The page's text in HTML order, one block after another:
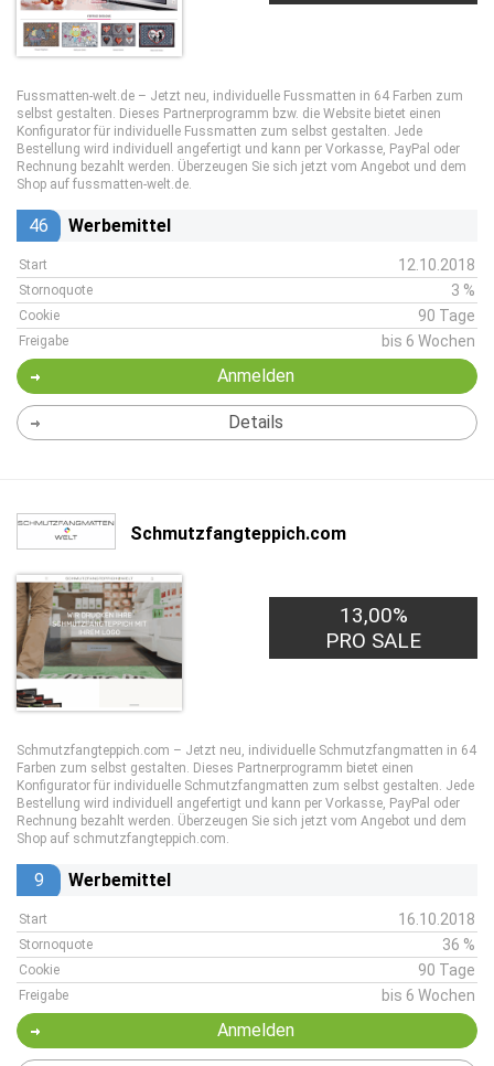
Fussmatten-welt.de – Jetzt neu, individuelle Fussmatten in 64 Farben zum
selbst gestalten. Dieses Partnerprogramm bzw. die Website bietet einen
Konfigurator für individuelle Fussmatten zum selbst gestalten. Jede
Bestellung wird individuell angefertigt und kann per Vorkasse, PayPal oder
Rechnung bezahlt werden. Überzeugen Sie sich jetzt vom Angebot und dem
Shop auf fussmatten-welt.de.
46 Werbemittel
Start 12.10.2018
Stornoquote 3 %
Cookie 90 Tage
Freigabe bis 6 Wochen
Anmelden
Details
Schmutzfangteppich.com
13,00%
PRO SALE
Schmutzfangteppich.com – Jetzt neu, individuelle Schmutzfangmatten in 64
Farben zum selbst gestalten. Dieses Partnerprogramm bietet einen
Konfigurator für individuelle Schmutzfangmatten zum selbst gestalten. Jede
Bestellung wird individuell angefertigt und kann per Vorkasse, PayPal oder
Rechnung bezahlt werden. Überzeugen Sie sich jetzt vom Angebot und dem
Shop auf schmutzfangteppich.com.
9 Werbemittel
Start 16.10.2018
Stornoquote 36 %
Cookie 90 Tage
Freigabe bis 6 Wochen
Anmelden